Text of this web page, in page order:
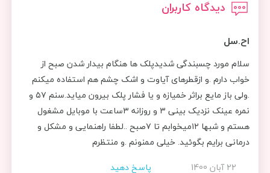
دیدگاه کاربران
اح.سل
سلام مورد چسبندگی شدیدپلک ها هنگام بیدار شدن صبح از
خواب دارم .و ازقطرهای آیاوت و اشک چشم هم استفاده میکنم
.ولی باز مایع براثر خمیازه و یا فشار پلک بیرون میاید.سنم ۵۷ و
نمره عینک نزدیک بینی ۳ و روزانه ۳ساعت با موبایل مشغول
هستم و شبها ۱۲میخوابم تا ۷صبح ..لطفا راهنمایی و مشکل و
درمانی برایم بگوئید. خیلی ممنونم .و منتظرم
22 آبان 1400
پاسخ دهید